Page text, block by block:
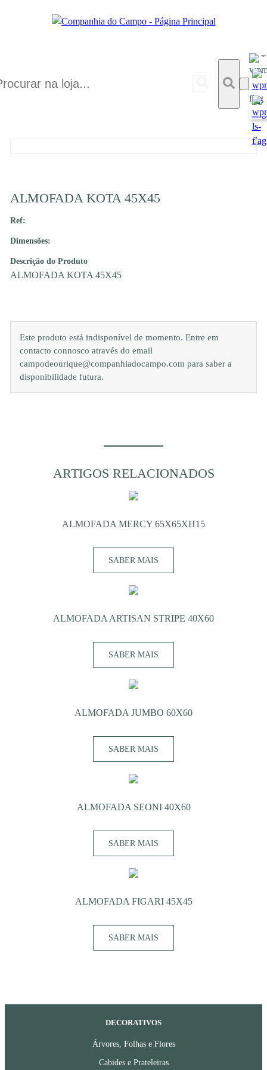
ALMOFADA KOTA 45X45
Ref:
Dimensões:
Descrição do Produto
ALMOFADA KOTA 45X45
Este produto está indisponível de momento. Entre em
contacto connosco através do email
campodeourique@companhiadocampo.com para saber a
disponibilidade futura.
ARTIGOS RELACIONADOS
ALMOFADA MERCY 65X65XH15
SABER MAIS
ALMOFADA ARTISAN STRIPE 40X60
SABER MAIS
ALMOFADA JUMBO 60X60
SABER MAIS
ALMOFADA SEONI 40X60
SABER MAIS
ALMOFADA FIGARI 45X45
SABER MAIS
DECORATIVOS
Árvores, Folhas e Flores
Cabides e Prateleiras